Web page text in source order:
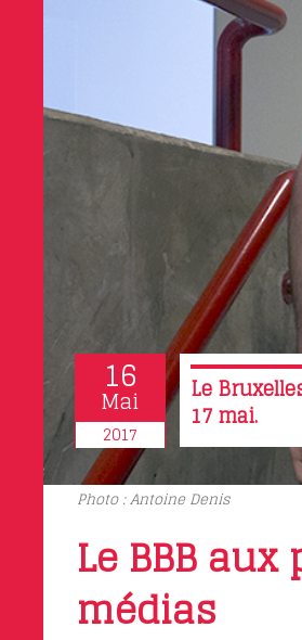
16
Mai
2017
Le
17 mai.
Photo : Antoine Denis
Le BBB
médias